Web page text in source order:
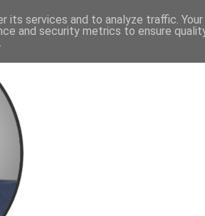
its services and to analyze traffic.
and security metrics to ensure